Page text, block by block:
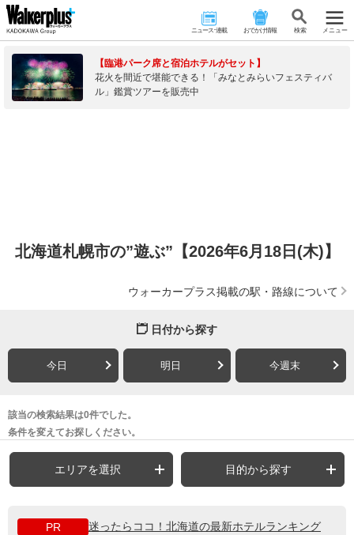
ニュース･連載 おでかけ情報 検 索 メニュー
【臨港パーク席と宿泊ホテルがセット】
花火を間近で堪能できる！「みなとみらいフェスティバ
ル」鑑賞ツアーを販売中
北海道札幌市の”遊ぶ”【2026年6月18日(木)】
ウォーカープラス掲載の駅・路線について
日付から探す
今日 明日 今週末
該当の検索結果は0件でした。
条件を変えてお探しください。
エリアを選択 目的から探す
PR
迷ったらココ！北海道の最新ホテルランキング